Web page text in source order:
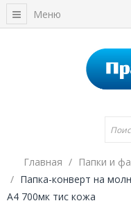
Меню
Главная Папки и
Папка-конверт на
А4 700мк тис кожа